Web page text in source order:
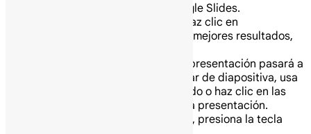
Abre una presentación en Google Slides.
En la parte superior derecha, haz clic en
Presentación. Para obtener los mejores resultados,
Desde la diapositiva actual, la presentación pasará a
pantalla completa. Para cambiar de diapositiva, usa
las teclas de flecha de tu teclado o haz clic en las
flechas en la parte inferior de la presentación.
Para salir de pantalla completa, presiona la tecla